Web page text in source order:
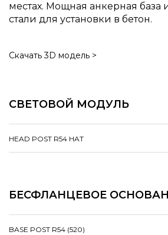
местах. Мощная анкерная
стали для установки в бетон.
Скачать 3D модель >
СВЕТОВОЙ МОДУЛЬ
HEAD POST R54 HAT
БЕСФЛАНЦЕВОЕ
BASE POST R54 (520)